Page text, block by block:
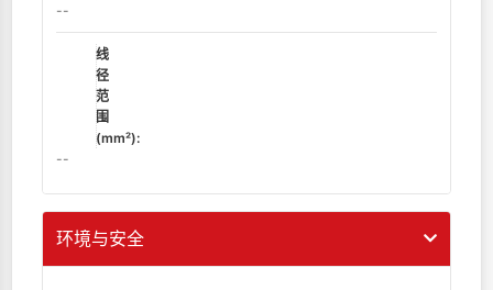
--
线
径
范
围
(mm²):
--
环境与安全